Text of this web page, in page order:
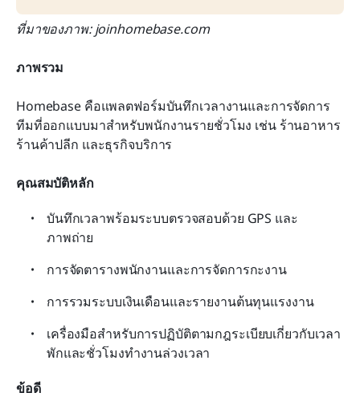
ที่มาของภาพ: joinhomebase.com
ภาพรวม
Homebase คือแพลตฟอร์มบันทึกเวลางานและการจัดการ
ทีมที่ออกแบบมาสำหรับพนักงานรายชั่วโมง เช่น ร้านอาหาร
ร้านค้าปลีก และธุรกิจบริการ
คุณสมบัติหลัก
บันทึกเวลาพร้อมระบบตรวจสอบด้วย GPS และ
ภาพถ่าย
การจัดตารางพนักงานและการจัดการกะงาน
การรวมระบบเงินเดือนและรายงานต้นทุนแรงงาน
เครื่องมือสำหรับการปฏิบัติตามกฎระเบียบเกี่ยวกับเวลา
พักและชั่วโมงทำงานล่วงเวลา
ข้อดี